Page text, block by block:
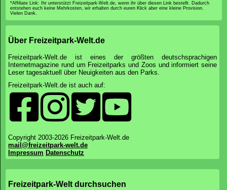
*Affiliate Link: Ihr unterstützt Freizeitpark-Welt.de, wenn ihr über diesen Link bestellt. Dadurch
entstehen euch keine Mehrkosten, wir erhalten durch euren Klick aber eine kleine Provision.
Vielen Dank.
Über Freizeitpark-Welt.de
Freizeitpark-Welt.de ist eines der größten deutschsprachigen
Internetmagazine rund um Freizeitparks und Zoos und informiert seine
Leser tagesaktuell über Neuigkeiten aus den Parks.
Freizeitpark-Welt.de ist auch auf:
Copyright 2003-2026 Freizeitpark-Welt.de
mail@freizeitpark-welt.de
Impressum Datenschutz
Freizeitpark-Welt durchsuchen